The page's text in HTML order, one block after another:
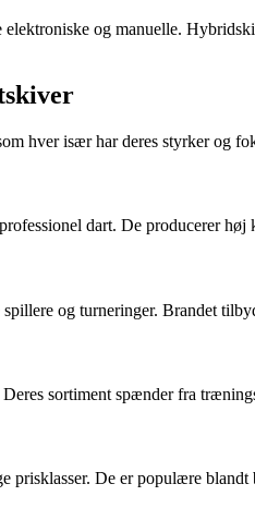
og manuelle.
hver især har deres styrker og
dart. De producerer
og turneringer. Brandet
sortiment spænder fra
prisklasser. De er populære